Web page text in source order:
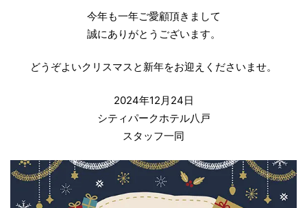
今年も一年ご愛顧頂きまして
誠にありがとうございます。
どうぞよいクリスマスと新年をお迎えくださいませ。
2024年12月24日
シティパークホテル八戸
スタッフ一同